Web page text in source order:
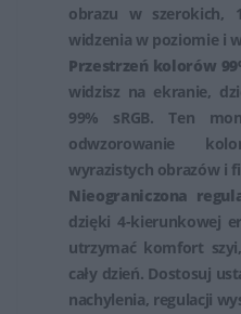
obrazu w szerokich,
widzenia w poziomie i
Przestrzeń kolorów
widzisz na ekranie,
99% sRGB. Ten
odwzorowanie
wyrazistych obrazów i
Nieograniczona
dzięki 4-kierunkowej
utrzymać komfort
cały dzień. Dostosuj
nachylenia, regulacji